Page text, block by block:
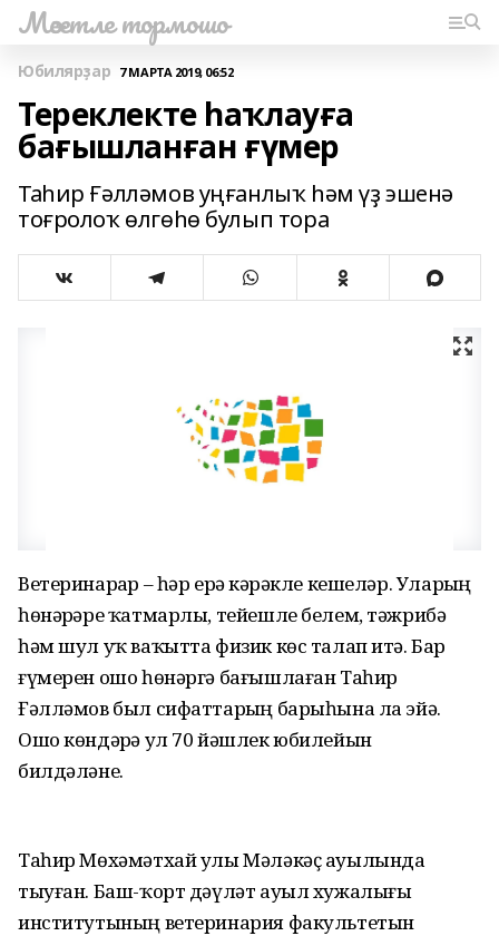
Мәсетле тормошо
Юбилярҙар 7 МАРТА 2019, 06:52
Тереклекте һаҡлауға
бағышланған ғүмер
Таһир Ғәлләмов уңғанлыҡ һәм үҙ эшенә
тоғролоҡ өлгөһө булып тора
Ветеринарҙар – һәр ерҙә кәрәкле кешеләр. Уларҙың
һөнәрҙәре ҡатмарлы, тейешле белем, тәжрибә
һәм шул уҡ ваҡытта физик көс талап итә. Бар
ғүмерен ошо һөнәргә бағышлаған Таһир
Ғәлләмов был сифаттарҙың барыһына ла эйә.
Ошо көндәрҙә ул 70 йәшлек юбилейын
билдәләне.
Таһир Мөхәмәтхай улы Мәләкәҫ ауылында
тыуған. Баш-ҡорт дәүләт ауыл хужалығы
институтының ветеринария факультетын